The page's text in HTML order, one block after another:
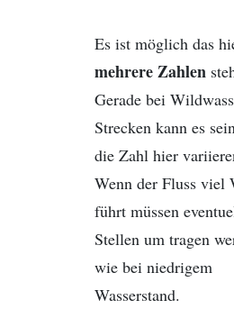
Es ist möglich das
mehrere Zahlen
Gerade bei
Strecken kann es
die Zahl hier
Wenn der Fluss viel
führt müssen
Stellen um tragen
wie bei niedrigem
Wasserstand.